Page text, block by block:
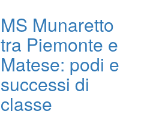
MS Munaretto
tra Piemonte e
Matese: podi e
successi di
classe